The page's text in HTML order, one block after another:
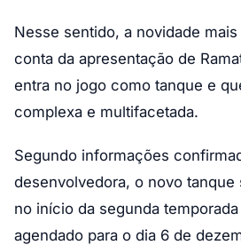
Nesse sentido, a novidade
conta da apresentação de
entra no jogo como tanque e
complexa e multifacetada.
Segundo informações
desenvolvedora, o novo tanque
no início da segunda
agendado para o dia 6 de